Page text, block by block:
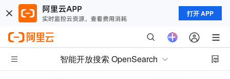
打开 APP
智能开放搜索 OpenSearch